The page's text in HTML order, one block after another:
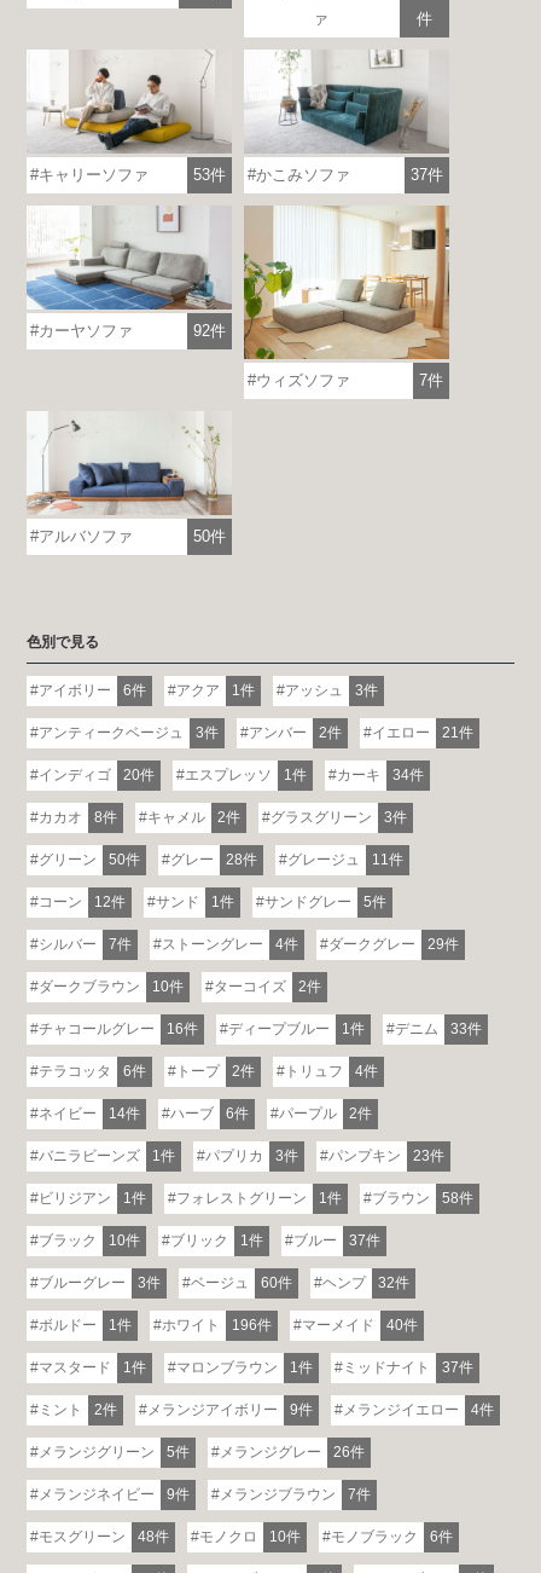
ァ
件
キャリーソファ 53件 かこみソファ 37件
カーヤソファ 92件
ウィズソファ 7件
アルバソファ 50件
色別で見る
アイボリー 6件 アクア 1件 アッシュ 3件
アンティークベージュ 3件 アンバー 2件 イエロー 21件
インディゴ 20件 エスプレッソ 1件 カーキ 34件
カカオ 8件 キャメル 2件 グラスグリーン 3件
グリーン 50件 グレー 28件 グレージュ 11件
コーン 12件 サンド 1件 サンドグレー 5件
シルバー 7件 ストーングレー 4件 ダークグレー 29件
ダークブラウン 10件 ターコイズ 2件
チャコールグレー 16件 ディープブルー 1件 デニム 33件
テラコッタ 6件 トープ 2件 トリュフ 4件
ネイビー 14件 ハーブ 6件 パープル 2件
バニラビーンズ 1件 パプリカ 3件 パンプキン 23件
ビリジアン 1件 フォレストグリーン 1件 ブラウン 58件
ブラック 10件 ブリック 1件 ブルー 37件
ブルーグレー 3件 ベージュ 60件 ヘンプ 32件
ボルドー 1件 ホワイト 196件 マーメイド 40件
マスタード 1件 マロンブラウン 1件 ミッドナイト 37件
ミント 2件 メランジアイボリー 9件 メランジイエロー 4件
メランジグリーン 5件 メランジグレー 26件
メランジネイビー 9件 メランジブラウン 7件
モスグリーン 48件 モノクロ 10件 モノブラック 6件